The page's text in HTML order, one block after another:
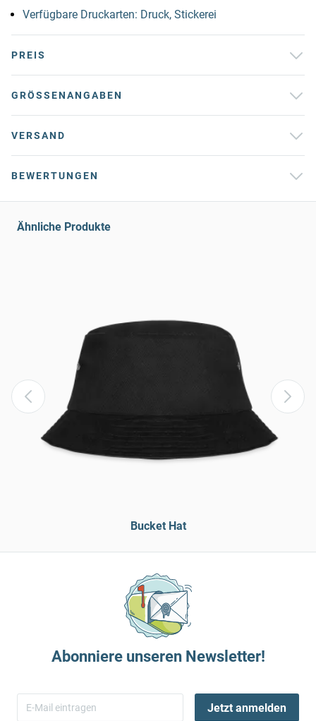
Verfügbare Druckarten: Druck, Stickerei
PREIS
GRÖSSENANGABEN
VERSAND
BEWERTUNGEN
Ähnliche Produkte
Bucket Hat
Abonniere unseren Newsletter!
Jetzt anmelden